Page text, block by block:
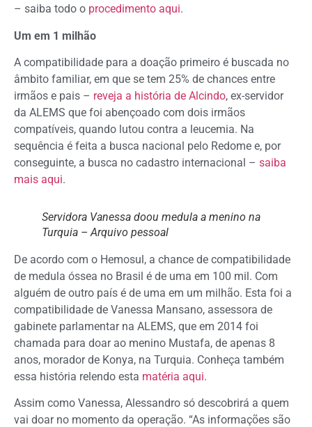
– saiba todo o procedimento aqui.
Um em 1 milhão
A compatibilidade para a doação primeiro é buscada no
âmbito familiar, em que se tem 25% de chances entre
irmãos e pais – reveja a história de Alcindo, ex-servidor
da ALEMS que foi abençoado com dois irmãos
compatíveis, quando lutou contra a leucemia. Na
sequência é feita a busca nacional pelo Redome e, por
conseguinte, a busca no cadastro internacional – saiba
mais aqui.
Servidora Vanessa doou medula a menino na
Turquia – Arquivo pessoal
De acordo com o Hemosul, a chance de compatibilidade
de medula óssea no Brasil é de uma em 100 mil. Com
alguém de outro país é de uma em um milhão. Esta foi a
compatibilidade de Vanessa Mansano, assessora de
gabinete parlamentar na ALEMS, que em 2014 foi
chamada para doar ao menino Mustafa, de apenas 8
anos, morador de Konya, na Turquia. Conheça também
essa história relendo esta matéria aqui.
Assim como Vanessa, Alessandro só descobrirá a quem
vai doar no momento da operação. “As informações são